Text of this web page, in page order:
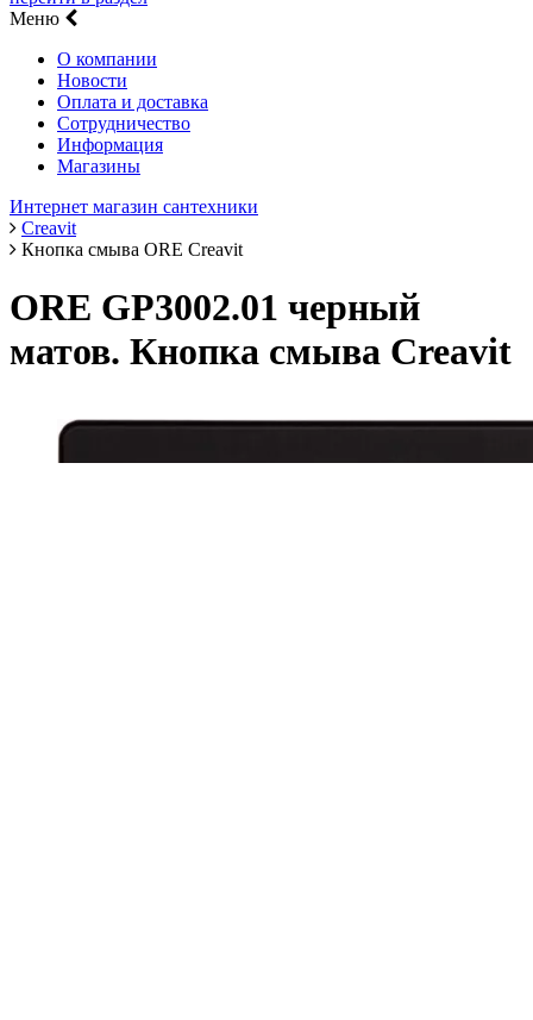
Меню
О компании
Новости
Оплата и доставка
Сотрудничество
Информация
Магазины
Интернет магазин сантехники
Creavit
Кнопка смыва ORE Creavit
ORE GP3002.01 черный
матов. Кнопка смыва Creavit